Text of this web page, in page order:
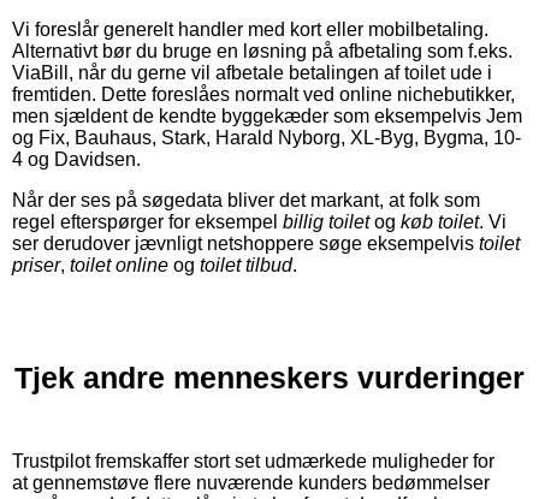
Vi foreslår generelt handler med kort eller mobilbetaling.
Alternativt bør du bruge en løsning på afbetaling som f.eks.
ViaBill, når du gerne vil afbetale betalingen af toilet ude i
fremtiden. Dette foreslåes normalt ved online nichebutikker,
men sjældent de kendte byggekæder som eksempelvis Jem
og Fix, Bauhaus, Stark, Harald Nyborg, XL-Byg, Bygma, 10-
4 og Davidsen.
Når der ses på søgedata bliver det markant, at folk som
regel efterspørger for eksempel billig toiletog køb toilet. Vi
ser derudover jævnligt netshoppere søge eksempelvis toilet
priser, toilet online og toilet tilbud.
Tjek andre menneskers vurderinger
Trustpilot fremskaffer stort set udmærkede muligheder for
at gennemstøve flere nuværende kunders bedømmelser